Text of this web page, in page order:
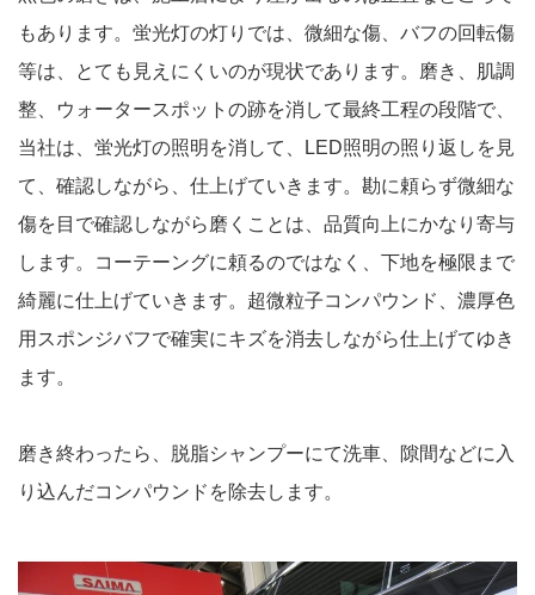
もあります。蛍光灯の灯りでは、微細な傷、バフの回転傷
等は、とても見えにくいのが現状であります。磨き、肌調
整、ウォータースポットの跡を消して最終工程の段階で、
当社は、蛍光灯の照明を消して、LED照明の照り返しを見
て、確認しながら、仕上げていきます。勘に頼らず微細な
傷を目で確認しながら磨くことは、品質向上にかなり寄与
します。コーテーングに頼るのではなく、下地を極限まで
綺麗に仕上げていきます。超微粒子コンパウンド、濃厚色
用スポンジバフで確実にキズを消去しながら仕上げてゆき
ます。
磨き終わったら、脱脂シャンプーにて洗車、隙間などに入
り込んだコンパウンドを除去します。